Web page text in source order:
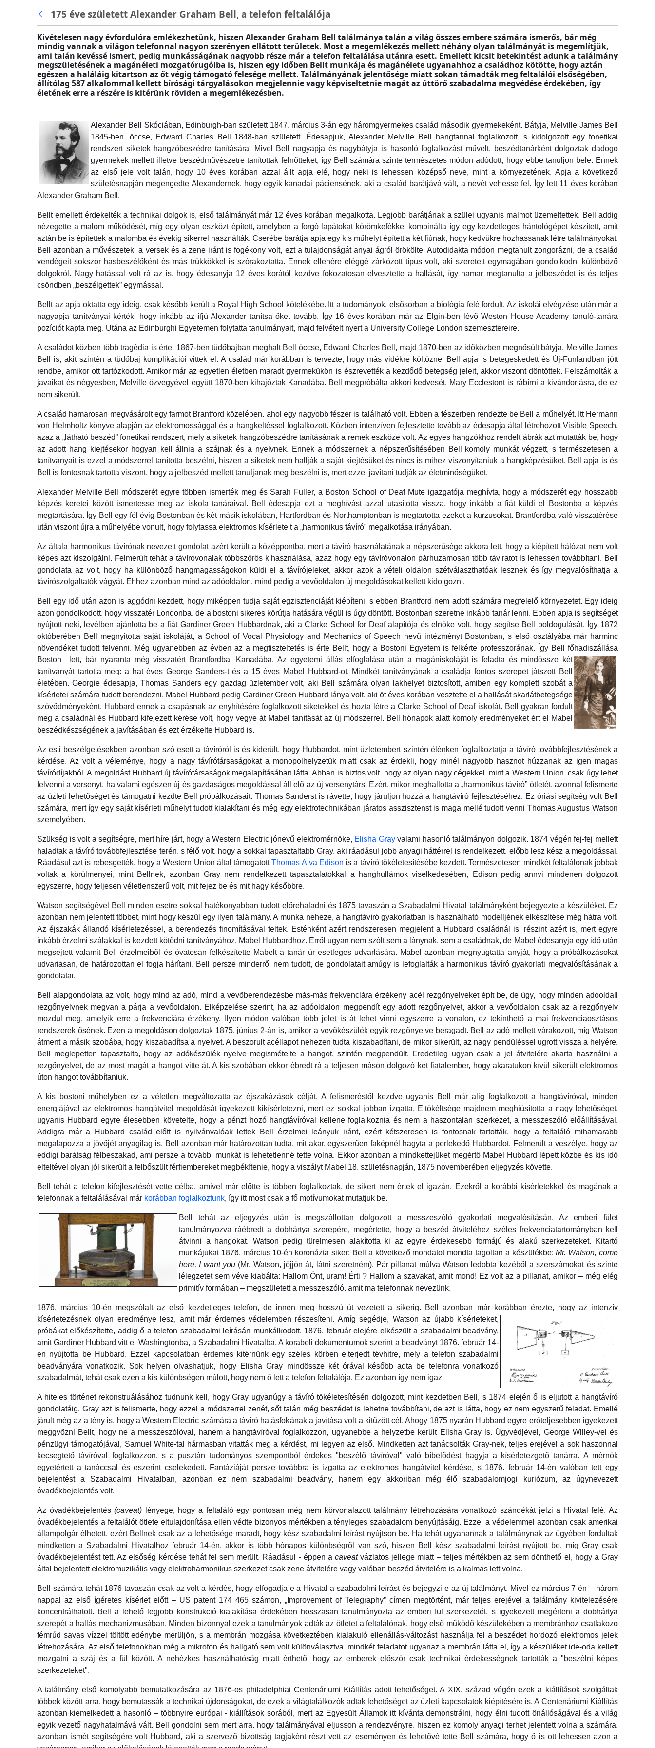
Ugrás a fő tartalomhoz175 éve született Alexander Graham Bell, a telefon feltalálója
Kivételesen nagy évfordulóra emlékezhetünk, hiszen Alexander Graham Bell találmánya talán a világ összes embere számára ismerős, bár még
mindig vannak a világon telefonnal nagyon szerényen ellátott területek. Most a megemlékezés mellett néhány olyan találmányát is megemlítjük,
ami talán kevéssé ismert, pedig munkásságának nagyobb része már a telefon feltalálása utánra esett. Emellett kicsit betekintést adunk a találmány
megszületésének a magánéleti mozgatórugóiba is, hiszen egy időben Bellt munkája és magánélete ugyanahhoz a családhoz kötötte, hogy aztán
egészen a haláláig kitartson az őt végig támogató felesége mellett. Találmányának jelentősége miatt sokan támadták meg feltalálói elsőségében,
állítólag 587 alkalommal kellett bírósági tárgyalásokon megjelennie vagy képviseltetnie magát az úttörő szabadalma megvédése érdekében, így
életének erre a részére is kitérünk röviden a megemlékezésben.
Alexander Bell Skóciában, Edinburgh-ban született 1847. március 3-án egy háromgyermekes család második gyermekeként. Bátyja, Melville James Bell
1845-ben, öccse, Edward Charles Bell 1848-ban született. Édesapjuk, Alexander Melville Bell hangtannal foglalkozott, s kidolgozott egy fonetikai
rendszert siketek hangzóbeszédre tanítására. Mivel Bell nagyapja és nagybátyja is hasonló foglalkozást művelt, beszédtanárként dolgoztak dadogó
gyermekek mellett illetve beszédművészetre tanítottak felnőtteket, így Bell számára szinte természetes módon adódott, hogy ebbe tanuljon bele. Ennek
az első jele volt talán, hogy 10 éves korában azzal állt apja elé, hogy neki is lehessen középső neve, mint a környezetének. Apja a következő
születésnapján megengedte Alexandernek, hogy egyik kanadai páciensének, aki a család barátjává vált, a nevét vehesse fel. Így lett 11 éves korában
Alexander Graham Bell.
Bellt emellett érdekelték a technikai dolgok is, első találmányát már 12 éves korában megalkotta. Legjobb barátjának a szülei ugyanis malmot üzemeltettek. Bell addig
nézegette a malom működését, míg egy olyan eszközt épített, amelyben a forgó lapátokat körömkefékkel kombinálta így egy kezdetleges hántológépet készített, amit
aztán be is építettek a malomba és évekig sikerrel használták. Cserébe barátja apja egy kis műhelyt épített a két fiúnak, hogy kedvükre hozhassanak létre találmányokat.
Bell azonban a művészetek, a versek és a zene iránt is fogékony volt, ezt a tulajdonságát anyai ágról örökölte. Autodidakta módon megtanult zongorázni, de a család
vendégeit sokszor hasbeszélőként és más trükkökkel is szórakoztatta. Ennek ellenére eléggé zárkózott típus volt, aki szeretett egymagában gondolkodni különböző
dolgokról. Nagy hatással volt rá az is, hogy édesanyja 12 éves korától kezdve fokozatosan elvesztette a hallását, így hamar megtanulta a jelbeszédet is és teljes
csöndben „beszélgettek” egymással.
Bellt az apja oktatta egy ideig, csak később került a Royal High School kötelékébe. Itt a tudományok, elsősorban a biológia felé fordult. Az iskolái elvégzése után már a
nagyapja tanítványai kérték, hogy inkább az ifjú Alexander tanítsa őket tovább. Így 16 éves korában már az Elgin-ben lévő Weston House Academy tanuló-tanára
pozíciót kapta meg. Utána az Edinburghi Egyetemen folytatta tanulmányait, majd felvételt nyert a University College London szemesztereire.
A családot közben több tragédia is érte. 1867-ben tüdőbajban meghalt Bell öccse, Edward Charles Bell, majd 1870-ben az időközben megnősült bátyja, Melville James
Bell is, akit szintén a tüdőbaj komplikációi vittek el. A család már korábban is tervezte, hogy más vidékre költözne, Bell apja is betegeskedett és Új-Funlandban jött
rendbe, amikor ott tartózkodott. Amikor már az egyetlen életben maradt gyermekükön is észrevették a kezdődő betegség jeleit, akkor viszont döntöttek. Felszámolták a
javaikat és négyesben, Melville özvegyével együtt 1870-ben kihajóztak Kanadába. Bell megpróbálta akkori kedvesét, Mary Ecclestont is rábírni a kivándorlásra, de ez
nem sikerült.
A család hamarosan megvásárolt egy farmot Brantford közelében, ahol egy nagyobb fészer is található volt. Ebben a fészerben rendezte be Bell a műhelyét. Itt Hermann
von Helmholtz könyve alapján az elektromossággal és a hangkeltéssel foglalkozott. Közben intenzíven fejlesztette tovább az édesapja által létrehozott Visible Speech,
azaz a „látható beszéd” fonetikai rendszert, mely a siketek hangzóbeszédre tanításának a remek eszköze volt. Az egyes hangzókhoz rendelt ábrák azt mutatták be, hogy
az adott hang kiejtésekor hogyan kell állnia a szájnak és a nyelvnek. Ennek a módszernek a népszerűsítésében Bell komoly munkát végzett, s természetesen a
tanítványait is ezzel a módszerrel tanította beszélni, hiszen a siketek nem hallják a saját kiejtésüket és nincs is mihez viszonyítaniuk a hangképzésüket. Bell apja is és
Bell is fontosnak tartotta viszont, hogy a jelbeszéd mellett tanuljanak meg beszélni is, mert ezzel javítani tudják az életminőségüket.
Alexander Melville Bell módszerét egyre többen ismerték meg és Sarah Fuller, a Boston School of Deaf Mute igazgatója meghívta, hogy a módszerét egy hosszabb
képzés keretei között ismertesse meg az iskola tanáraival. Bell édesapja ezt a meghívást azzal utasította vissza, hogy inkább a fiát küldi el Bostonba a képzés
megtartására. Így Bell egy fél évig Bostonban és két másik iskolában, Hartfordban és Northamptonban is megtartotta ezeket a kurzusokat. Brantfordba való visszatérése
után viszont újra a műhelyébe vonult, hogy folytassa elektromos kísérleteit a „harmonikus távíró” megalkotása irányában.
Az általa harmonikus távírónak nevezett gondolat azért került a középpontba, mert a távíró használatának a népszerűsége akkora lett, hogy a kiépített hálózat nem volt
képes azt kiszolgálni. Felmerült tehát a távíróvonalak többszörös kihasználása, azaz hogy egy távíróvonalon párhuzamosan több táviratot is lehessen továbbítani. Bell
gondolata az volt, hogy ha különböző hangmagasságokon küldi el a távírójeleket, akkor azok a vételi oldalon szétválaszthatóak lesznek és így megvalósíthatja a
távírószolgáltatók vágyát. Ehhez azonban mind az adóoldalon, mind pedig a vevőoldalon új megoldásokat kellett kidolgozni.
Bell egy idő után azon is aggódni kezdett, hogy miképpen tudja saját egzisztenciáját kiépíteni, s ebben Brantford nem adott számára megfelelő környezetet. Egy ideig
azon gondolkodott, hogy visszatér Londonba, de a bostoni sikeres körútja hatására végül is úgy döntött, Bostonban szeretne inkább tanár lenni. Ebben apja is segítséget
nyújtott neki, levélben ajánlotta be a fiát Gardiner Green Hubbardnak, aki a Clarke School for Deaf alapítója és elnöke volt, hogy segítse Bell boldogulását. Így 1872
októberében Bell megnyitotta saját iskoláját, a School of Vocal Physiology and Mechanics of Speech nevű intézményt Bostonban, s első osztályába már harminc
növendéket tudott felvenni. Még ugyanebben az évben az a megtiszteltetés is érte Bellt, hogy a Bostoni Egyetem is felkérte professzorának. Így Bell főhadiszállása
Boston
lett, bár nyaranta még visszatért Brantfordba, Kanadába. Az egyetemi állás elfoglalása után a magániskoláját is feladta és mindössze két
tanítványát tartotta meg: a hat éves George Sanders-t és a 15 éves Mabel Hubbard-ot. Mindkét tanítványának a családja fontos szerepet játszott Bell
életében. Georgie édesapja, Thomas Sanders egy gazdag üzletember volt, aki Bell számára olyan lakhelyet biztosított, amiben egy komplett szobát a
kísérletei számára tudott berendezni. Mabel Hubbard pedig Gardiner Green Hubbard lánya volt, aki öt éves korában vesztette el a hallását skarlátbetegsége
szövődményeként. Hubbard ennek a csapásnak az enyhítésére foglalkozott siketekkel és hozta létre a Clarke School of Deaf iskolát. Bell gyakran fordult
meg a családnál és Hubbard kifejezett kérése volt, hogy vegye át Mabel tanítását az új módszerrel. Bell hónapok alatt komoly eredményeket ért el Mabel
beszédkészségének a javításában és ezt érzékelte Hubbard is.
Az esti beszélgetésekben azonban szó esett a távíróról is és kiderült, hogy Hubbardot, mint üzletembert szintén élénken foglalkoztatja a távíró továbbfejlesztésének a
kérdése. Az volt a véleménye, hogy a nagy távírótársaságokat a monopolhelyzetük miatt csak az érdekli, hogy minél nagyobb hasznot húzzanak az igen magas
távíródíjakból. A megoldást Hubbard új távírótársaságok megalapításában látta. Abban is biztos volt, hogy az olyan nagy cégekkel, mint a Western Union, csak úgy lehet
felvenni a versenyt, ha valami egészen új és gazdaságos megoldással áll elő az új versenytárs. Ezért, mikor meghallotta a „harmonikus távíró” ötletét, azonnal felismerte
az üzleti lehetőséget és támogatni kezdte Bell próbálkozásait. Thomas Sanderst is rávette, hogy járuljon hozzá a hangtávíró fejlesztéséhez. Ez óriási segítség volt Bell
számára, mert így egy saját kísérleti műhelyt tudott kialakítani és még egy elektrotechnikában járatos asszisztenst is maga mellé tudott venni Thomas Augustus Watson
személyében.
Szükség is volt a segítségre, mert híre járt, hogy a Western Electric jónevű elektromérnöke, Elisha Grayvalami hasonló találmányon dolgozik. 1874 végén fej-fej mellett
haladtak a távíró továbbfejlesztése terén, s félő volt, hogy a sokkal tapasztaltabb Gray, aki ráadásul jobb anyagi háttérrel is rendelkezett, előbb lesz kész a megoldással.
Ráadásul azt is rebesgették, hogy a Western Union által támogatottThomas Alva Edison is a távíró tökéletesítésébe kezdett. Természetesen mindkét feltalálónak jobbak
voltak a körülményei, mint Bellnek, azonban Gray nem rendelkezett tapasztalatokkal a hanghullámok viselkedésében, Edison pedig annyi mindenen dolgozott
egyszerre, hogy teljesen véletlenszerű volt, mit fejez be és mit hagy későbbre.
Watson segítségével Bell minden esetre sokkal hatékonyabban tudott előrehaladni és 1875 tavaszán a Szabadalmi Hivatal találmányként bejegyezte a készüléket. Ez
azonban nem jelentett többet, mint hogy készül egy ilyen találmány. A munka neheze, a hangtávíró gyakorlatban is használható modelljének elkészítése még hátra volt.
Az éjszakák állandó kísérletezéssel, a berendezés finomításával teltek. Esténként azért rendszeresen megjelent a Hubbard családnál is, részint azért is, mert egyre
inkább érzelmi szálakkal is kezdett kötődni tanítványához, Mabel Hubbardhoz. Erről ugyan nem szólt sem a lánynak, sem a családnak, de Mabel édesanyja egy idő után
megsejtett valamit Bell érzelmeiből és óvatosan felkészítette Mabelt a tanár úr esetleges udvarlására. Mabel azonban megnyugtatta anyját, hogy a próbálkozásokat
udvariasan, de határozottan el fogja hárítani. Bell persze minderről nem tudott, de gondolatait amúgy is lefoglalták a harmonikus távíró gyakorlati megvalósításának a
gondolatai.
Bell alapgondolata az volt, hogy mind az adó, mind a vevőberendezésbe más-más frekvenciára érzékeny acél rezgőnyelveket épít be, de úgy, hogy minden adóoldali
rezgőnyelvnek megvan a párja a vevőoldalon. Elképzelése szerint, ha az adóoldalon megpendít egy adott rezgőnyelvet, akkor a vevőoldalon csak az a rezgőnyelv
mozdul meg, amelyik erre a frekvenciára érzékeny. Ilyen módon valóban több jelet is át lehet vinni egyszerre a vonalon, ez tekinthető a mai frekvenciaosztásos
rendszerek ősének. Ezen a megoldáson dolgoztak 1875. június 2-án is, amikor a vevőkészülék egyik rezgőnyelve beragadt. Bell az adó mellett várakozott, míg Watson
átment a másik szobába, hogy kiszabadítsa a nyelvet. A beszorult acéllapot nehezen tudta kiszabadítani, de mikor sikerült, az nagy pendüléssel ugrott vissza a helyére.
Bell meglepetten tapasztalta, hogy az adókészülék nyelve megismételte a hangot, szintén megpendült. Eredetileg ugyan csak a jel átvitelére akarta használni a
rezgőnyelvet, de az most magát a hangot vitte át. A kis szobában ekkor ébredt rá a teljesen máson dolgozó két fiatalember, hogy akaratukon kívül sikerült elektromos
úton hangot továbbítaniuk.
A kis bostoni műhelyben ez a véletlen megváltozatta az éjszakázások célját. A felismeréstől kezdve ugyanis Bell már alig foglalkozott a hangtávíróval, minden
energiájával az elektromos hangátvitel megoldását igyekezett kikísérletezni, mert ez sokkal jobban izgatta. Eltökéltsége majdnem meghiúsította a nagy lehetőséget,
ugyanis Hubbard egyre élesebben követelte, hogy a pénzt hozó hangtávíróval kellene foglalkoznia és nem a haszontalan szerkezet, a messzeszóló előállításával.
Addigra már a Hubbard család előtt is nyilvánvalóak lettek Bell érzelmei leányuk iránt, ezért kétszeresen is fontosnak tartották, hogy a feltaláló mihamarabb
megalapozza a jövőjét anyagilag is. Bell azonban már határozottan tudta, mit akar, egyszerűen faképnél hagyta a perlekedő Hubbardot. Felmerült a veszélye, hogy az
eddigi barátság félbeszakad, ami persze a további munkát is lehetetlenné tette volna. Ekkor azonban a mindkettejüket megértő Mabel Hubbard lépett közbe és kis idő
elteltével olyan jól sikerült a felbőszült férfiembereket megbékítenie, hogy a viszályt Mabel 18. születésnapján, 1875 novemberében eljegyzés követte.
Bell tehát a telefon kifejlesztését vette célba, amivel már előtte is többen foglalkoztak, de sikert nem értek el igazán. Ezekről a korábbi kísérletekkel és magának a
telefonnak a feltalálásával már korábban foglalkoztunk, így itt most csak a fő motívumokat mutatjuk be.
Bell tehát az eljegyzés után is megszállottan dolgozott a messzeszóló gyakorlati megvalósításán. Az emberi fület
tanulmányozva ráébredt a dobhártya szerepére, megértette, hogy a beszéd átviteléhez széles frekvenciatartományban kell
átvinni a hangokat. Watson pedig türelmesen alakította ki az egyre érdekesebb formájú és alakú szerkezeteket. Kitartó
munkájukat 1876. március 10-én koronázta siker: Bell a következő mondatot mondta tagoltan a készülékbe:Mr. Watson, come
here, I want you(Mr. Watson, jöjjön át, látni szeretném). Pár pillanat múlva Watson ledobta kezéből a szerszámokat és szinte
lélegzetet sem véve kiabálta: Hallom Önt, uram! Érti ? Hallom a szavakat, amit mond! Ez volt az a pillanat, amikor – még elég
primitív formában – megszületett a messzeszóló, amit ma telefonnak nevezünk.
1876. március 10-én megszólalt az első kezdetleges telefon, de innen még hosszú út vezetett a sikerig. Bell azonban már korábban érezte, hogy az intenzív
kísérletezésnek olyan eredménye lesz, amit már érdemes védelemben részesíteni. Amíg segédje, Watson az újabb kísérleteket,
próbákat előkészítette, addig ő a telefon szabadalmi leírásán munkálkodott. 1876. február elejére elkészült a szabadalmi beadvány,
amit Gardiner Hubbard vitt el Washingtonba, a Szabadalmi Hivatalba. A korabeli dokumentumok szerint a beadványt 1876. február 14-
én nyújtotta be Hubbard. Ezzel kapcsolatban érdemes kitérnünk egy széles körben elterjedt tévhitre, mely a telefon szabadalmi
beadványára vonatkozik. Sok helyen olvashatjuk, hogy Elisha Gray mindössze két órával később adta be telefonra vonatkozó
szabadalmát, tehát csak ezen a kis különbségen múlott, hogy nem ő lett a telefon feltalálója. Ez azonban így nem igaz.
A hiteles történet rekonstruálásához tudnunk kell, hogy Gray ugyanúgy a távíró tökéletesítésén dolgozott, mint kezdetben Bell, s 1874 elején ő is eljutott a hangtávíró
gondolatáig. Gray azt is felismerte, hogy ezzel a módszerrel zenét, sőt talán még beszédet is lehetne továbbítani, de azt is látta, hogy ez nem egyszerű feladat. Emellé
járult még az a tény is, hogy a Western Electric számára a távíró hatásfokának a javítása volt a kitűzött cél. Ahogy 1875 nyarán Hubbard egyre erőteljesebben igyekezett
meggyőzni Bellt, hogy ne a messzeszólóval, hanem a hangtávíróval foglalkozzon, ugyanebbe a helyzetbe került Elisha Gray is. Ügyvédjével, George Willey-vel és
pénzügyi támogatójával, Samuel White-tal hármasban vitatták meg a kérdést, mi legyen az első. Mindketten azt tanácsolták Gray-nek, teljes erejével a sok haszonnal
kecsegtető távíróval foglalkozzon, s a pusztán tudományos szempontból érdekes "beszélő távíróval" való bíbelődést hagyja a kísérletezgető tanárra. A mérnök
egyetértett a tanáccsal és eszerint cselekedett. Fantáziáját persze továbbra is izgatta az elektromos hangátvitel kérdése, s 1876. február 14-én valóban tett egy
bejelentést a Szabadalmi Hivatalban, azonban ez nem szabadalmi beadvány, hanem egy akkoriban még élő szabadalomjogi kuriózum, az úgynevezett
óvadékbejelentés volt.
Az óvadékbejelentés(caveat) lényege, hogy a feltaláló egy pontosan még nem körvonalazott találmány létrehozására vonatkozó szándékát jelzi a Hivatal felé. Az
óvadékbejelentés a feltalálót ötlete eltulajdonítása ellen védte bizonyos mértékben a tényleges szabadalom benyújtásáig. Ezzel a védelemmel azonban csak amerikai
állampolgár élhetett, ezért Bellnek csak az a lehetősége maradt, hogy kész szabadalmi leírást nyújtson be. Ha tehát ugyanannak a találmánynak az ügyében fordultak
mindketten a Szabadalmi Hivatalhoz február 14-én, akkor is több hónapos különbségről van szó, hiszen Bell kész szabadalmi leírást nyújtott be, míg Gray csak
óvadékbejelentést tett. Az elsőség kérdése tehát fel sem merült. Ráadásul - éppen a caveatvázlatos jellege miatt – teljes mértékben az sem dönthető el, hogy a Gray
által bejelentett elektromuzikális vagy elektroharmonikus szerkezet csak zene átvitelére vagy valóban beszéd átvitelére is alkalmas lett volna.
Bell számára tehát 1876 tavaszán csak az volt a kérdés, hogy elfogadja-e a Hivatal a szabadalmi leírást és bejegyzi-e az új találmányt. Mivel ez március 7-én – három
nappal az első ígéretes kísérlet előtt – US patent 174 465 számon, „Improvement of Telegraphy” címen megtörtént, már teljes erejével a találmány kivitelezésére
koncentrálhatott. Bell a lehető legjobb konstrukció kialakítása érdekében hosszasan tanulmányozta az emberi fül szerkezetét, s igyekezett megérteni a dobhártya
szerepét a hallás mechanizmusában. Minden bizonnyal ezek a tanulmányok adták az ötletet a feltalálónak, hogy első működő készülékében a membránhoz csatlakozó
fémrúd savas vízzel töltött edénybe merüljön, s a membrán mozgása következtében kialakuló ellenállás-változást használja fel a beszédet hordozó elektromos jelek
létrehozására. Az első telefonokban még a mikrofon és hallgató sem volt különválasztva, mindkét feladatot ugyanaz a membrán látta el, így a készüléket ide-oda kellett
mozgatni a száj és a fül között. A nehézkes használhatóság miatt érthető, hogy az emberek először csak technikai érdekességnek tartották a "beszélni képes
szerkezeteket".
A találmány első komolyabb bemutatkozására az 1876-os philadelphiai Centenáriumi Kiállítás adott lehetőséget. A XIX. század végén ezek a kiállítások szolgáltak
többek között arra, hogy bemutassák a technikai újdonságokat, de ezek a világtalálkozók adtak lehetőséget az üzleti kapcsolatok kiépítésére is. A Centenáriumi Kiállítás
azonban kiemelkedett a hasonló – többnyire európai - kiállítások sorából, mert az Egyesült Államok itt kívánta demonstrálni, hogy élni tudott önállóságával és a világ
egyik vezető nagyhatalmává vált. Bell gondolni sem mert arra, hogy találmányával eljusson a rendezvényre, hiszen ez komoly anyagi terhet jelentett volna a számára,
azonban ismét segítségére volt Hubbard, aki a szervező bizottság tagjaként részt vett az eseményen és lehetővé tette Bell számára, hogy ő is ott lehessen azon a